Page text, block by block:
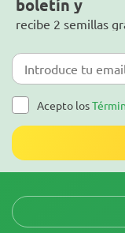
boletín y
recibe 2 semillas
Acepto los